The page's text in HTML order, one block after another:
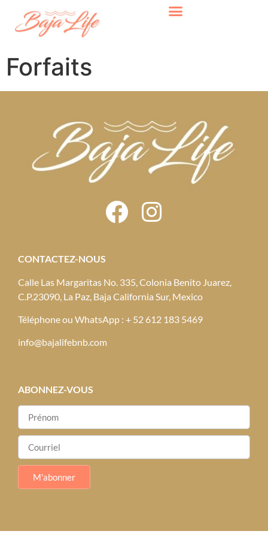
Forfaits
CONTACTEZ-NOUS
Calle Las Margaritas No. 335, Colonia Benito Juarez,
C.P.23090, La Paz, Baja California Sur, Mexico
Téléphone ou WhatsApp : + 52 612 183 5469
info@bajalifebnb.com
ABONNEZ-VOUS
M'abonner